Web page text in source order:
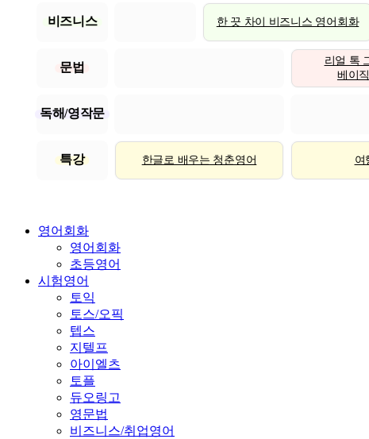
비즈니스 한 끗 차이 비즈니스 영어회화
문법
리얼 톡
베이
독해/영작문
특강 한글로 배우는 청춘영어 여
영어회화
영어회화
초등영어
시험영어
토익
토스/오픽
텝스
지텔프
아이엘츠
토플
듀오링고
영문법
비즈니스/취업영어